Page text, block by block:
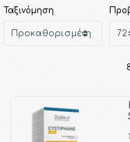
Ταξινόμηση